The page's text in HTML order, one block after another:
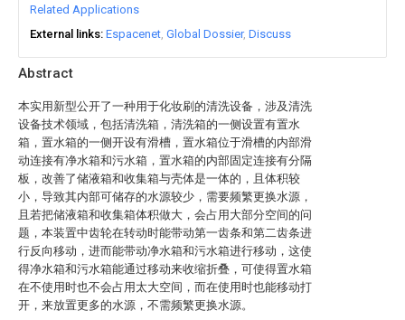
Abstract
本实用新型公开了一种用于化妆刷的清洗设备，涉及清洗
设备技术领域，包括清洗箱，清洗箱的一侧设置有置水
箱，置水箱的一侧开设有滑槽，置水箱位于滑槽的内部滑
动连接有净水箱和污水箱，置水箱的内部固定连接有分隔
板，改善了储液箱和收集箱与壳体是一体的，且体积较
小，导致其内部可储存的水源较少，需要频繁更换水源，
且若把储液箱和收集箱体积做大，会占用大部分空间的问
题，本装置中齿轮在转动时能带动第一齿条和第二齿条进
行反向移动，进而能带动净水箱和污水箱进行移动，这使
得净水箱和污水箱能通过移动来收缩折叠，可使得置水箱
在不使用时也不会占用太大空间，而在使用时也能移动打
开，来放置更多的水源，不需频繁更换水源。
Related Applications
External links Espacenet Global Dossier Discuss